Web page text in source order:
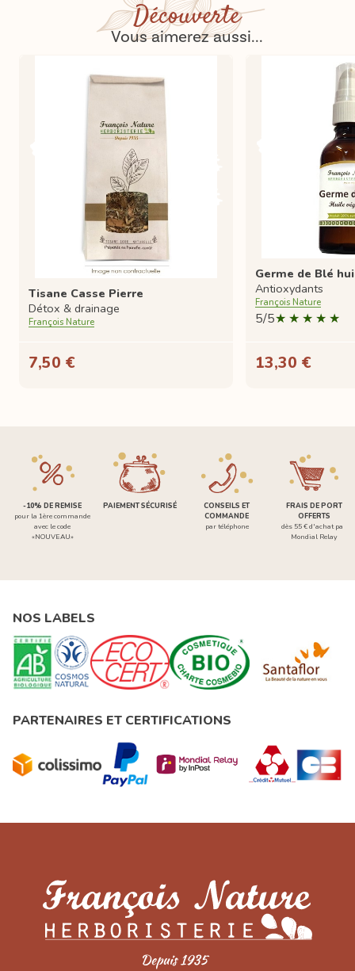
Découverte
Vous aimerez aussi...
Tisane Casse Pierre
Détox & drainage
François Nature
7,50 €
Germe de Blé
Antioxydants
François Nature
5/5
13,30 €
-10% DE REMISE
pour la 1ère commande
avec le code
«NOUVEAU»
PAIEMENT SÉCURISÉ
CONSEILS ET
COMMANDE
par téléphone
FRAIS DE PORT
OFFERTS
dès 55 € d'achat par
Mondial Relay
NOS LABELS
PARTENAIRES ET CERTIFICATIONS